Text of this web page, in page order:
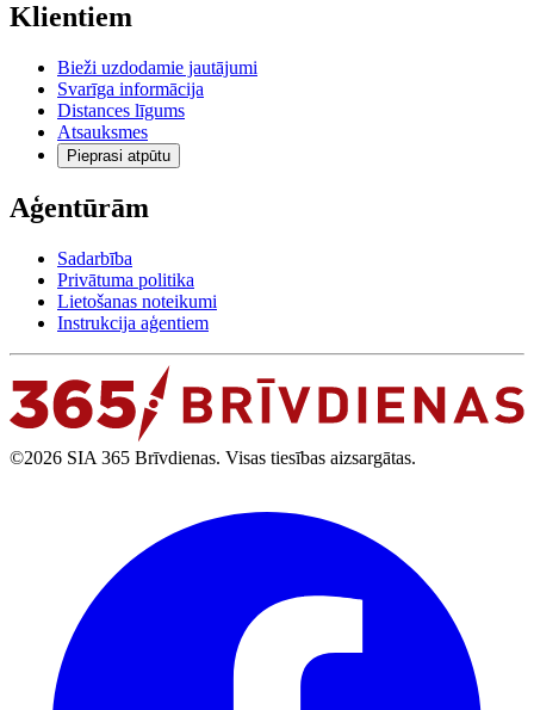
Klientiem
Bieži uzdodamie jautājumi
Svarīga informācija
Distances līgums
Atsauksmes
Pieprasi atpūtu
Aģentūrām
Sadarbība
Privātuma politika
Lietošanas noteikumi
Instrukcija aģentiem
©2026 SIA 365 Brīvdienas. Visas tiesības aizsargātas.